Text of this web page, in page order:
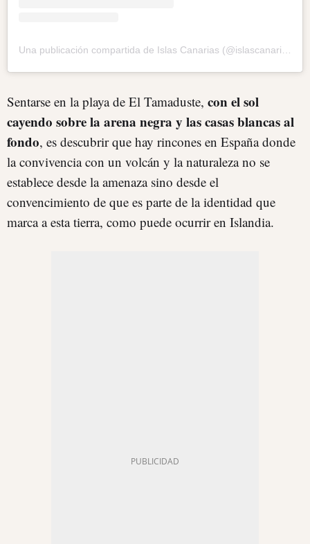
Una publicación compartida de Islas Canarias (@islascanariasoficial)
Sentarse en la playa de El Tamaduste, con el sol
cayendo sobre la arena negra y las casas blancas al
fondo, es descubrir que hay rincones en España donde
la convivencia con un volcán y la naturaleza no se
establece desde la amenaza sino desde el
convencimiento de que es parte de la identidad que
marca a esta tierra, como puede ocurrir en Islandia.